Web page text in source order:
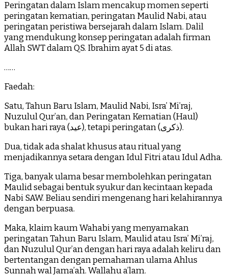
Peringatan dalam Islam mencakup momen seperti
peringatan kematian, peringatan Maulid Nabi, atau
peringatan peristiwa bersejarah dalam Islam. Dalil
yang mendukung konsep peringatan adalah firman
Allah SWT dalam QS. Ibrahim ayat 5 di atas.
……
Faedah:
Satu, Tahun Baru Islam, Maulid Nabi, Isra’ Mi’raj,
Nuzulul Qur’an, dan Peringatan Kematian (Haul)
bukan hari raya (عيد), tetapi peringatan (ذكرى).
Dua, tidak ada shalat khusus atau ritual yang
menjadikannya setara dengan Idul Fitri atau Idul Adha.
Tiga, banyak ulama besar membolehkan peringatan
Maulid sebagai bentuk syukur dan kecintaan kepada
Nabi SAW. Beliau sendiri mengenang hari kelahirannya
dengan berpuasa.
Maka, klaim kaum Wahabi yang menyamakan
peringatan Tahun Baru Islam, Maulid atau Isra’ Mi’raj,
dan Nuzulul Qur’an dengan hari raya adalah keliru dan
bertentangan dengan pemahaman ulama Ahlus
Sunnah wal Jama’ah. Wallahu a’lam.